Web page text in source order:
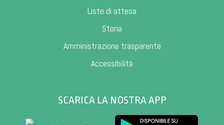
Liste di attesa
Storia
Amministrazione trasparente
Accessibilità
SCARICA LA NOSTRA APP